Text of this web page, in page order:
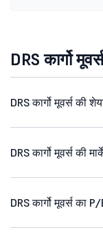
DRS कार्गो
DRS कार्गो मूवर्स की
DRS कार्गो मूवर्स की
DRS कार्गो मूवर्स का